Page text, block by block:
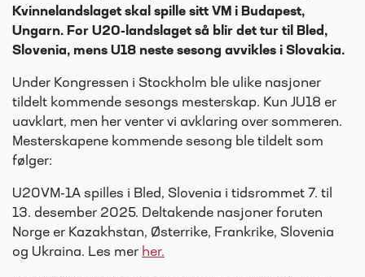
Kvinnelandslaget skal spille sitt VM i Budapest,
Ungarn. For U20-landslaget så blir det tur til Bled,
Slovenia, mens U18 neste sesong avvikles i Slovakia.
Under Kongressen i Stockholm ble ulike nasjoner
tildelt kommende sesongs mesterskap. Kun JU18 er
uavklart, men her venter vi avklaring over sommeren.
Mesterskapene kommende sesong ble tildelt som
følger:
U20VM-1A spilles i Bled, Slovenia i tidsrommet 7. til
13. desember 2025. Deltakende nasjoner foruten
Norge er Kazakhstan, Østerrike, Frankrike, Slovenia
og Ukraina. Les mer her.